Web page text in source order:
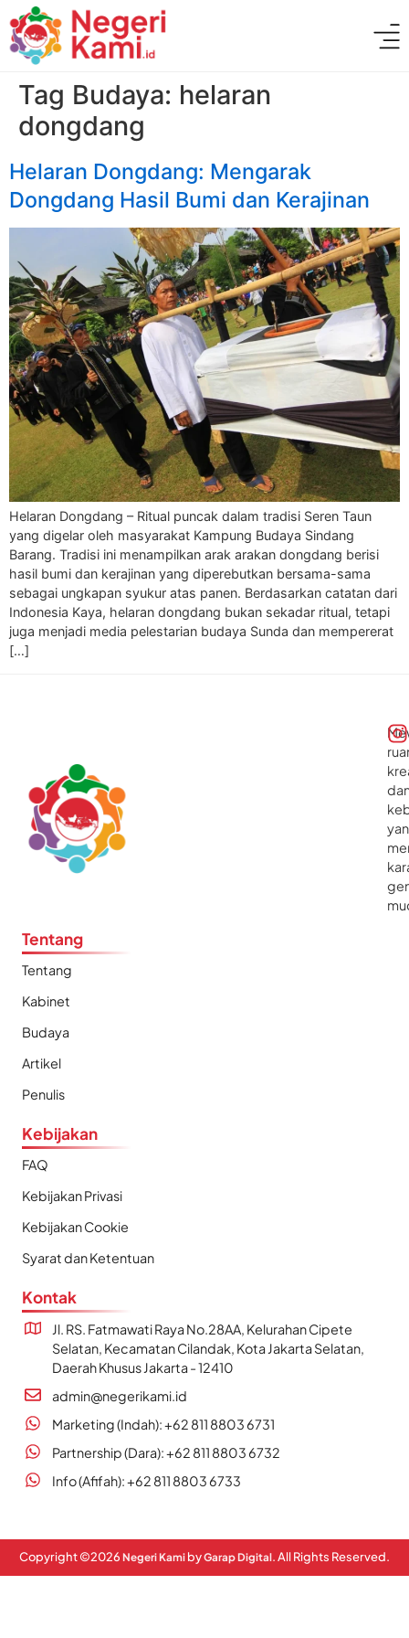
Tag Budaya: helaran
dongdang
Helaran Dongdang: Mengarak
Dongdang Hasil Bumi dan Kerajinan
Helaran Dongdang – Ritual puncak dalam tradisi Seren Taun
yang digelar oleh masyarakat Kampung Budaya Sindang
Barang. Tradisi ini menampilkan arak arakan dongdang berisi
hasil bumi dan kerajinan yang diperebutkan bersama-sama
sebagai ungkapan syukur atas panen. Berdasarkan catatan dari
Indonesia Kaya, helaran dongdang bukan sekadar ritual, tetapi
juga menjadi media pelestarian budaya Sunda dan mempererat
[…]
Tentang
Tentang
Kabinet
Budaya
Artikel
Penulis
Kebijakan
FAQ
Kebijakan Privasi
Kebijakan Cookie
Syarat dan Ketentuan
Kontak
Jl. RS. Fatmawati Raya No.28AA, Kelurahan Cipete
Selatan, Kecamatan Cilandak, Kota Jakarta Selatan,
Daerah Khusus Jakarta - 12410
admin@negerikami.id
Marketing (Indah): +62 811 8803 6731
Partnership (Dara): +62 811 8803 6732
Info (Afifah): +62 811 8803 6733
Copyright ©2026 Negeri Kami byGarap Digital. All Rights Reserved.